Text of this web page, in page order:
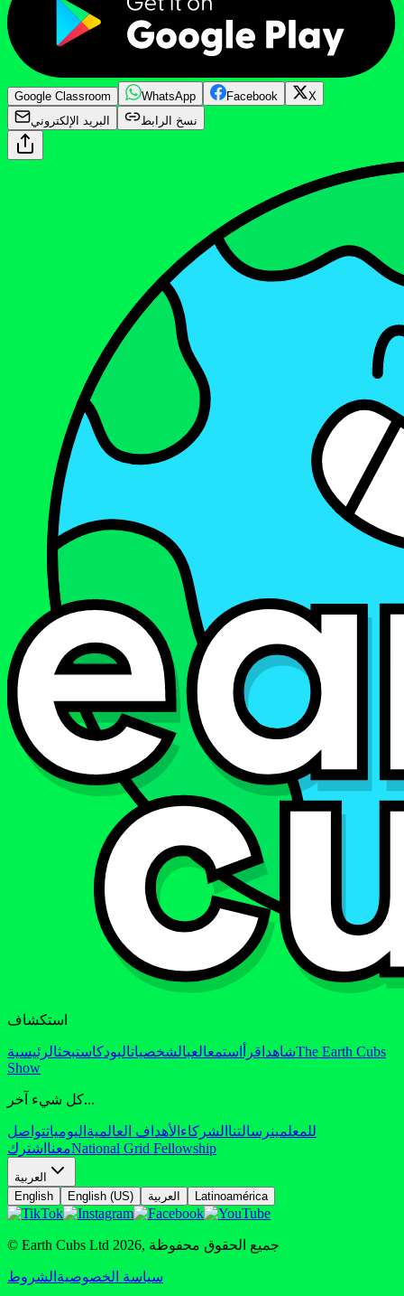
Google Classroom WhatsApp Facebook
X
البريد الإلكتروني
نسخ الرابط
استكشاف
شاهد اقرأ استمعالعبالشخصياتالبودكاستبحثالرئيسية
The Earth Cubs
Show
كل شيء آخر...
للمعلمينرسالتنا الشركاء الأهداف العالمية اليومياتتواصل
معنا اشترك National Grid Fellowship
العربية
English
English (US) العربية Latinoamérica
© Earth Cubs Ltd 2026, جميع الحقوق محفوظة
سياسة الخصوصية الشروط